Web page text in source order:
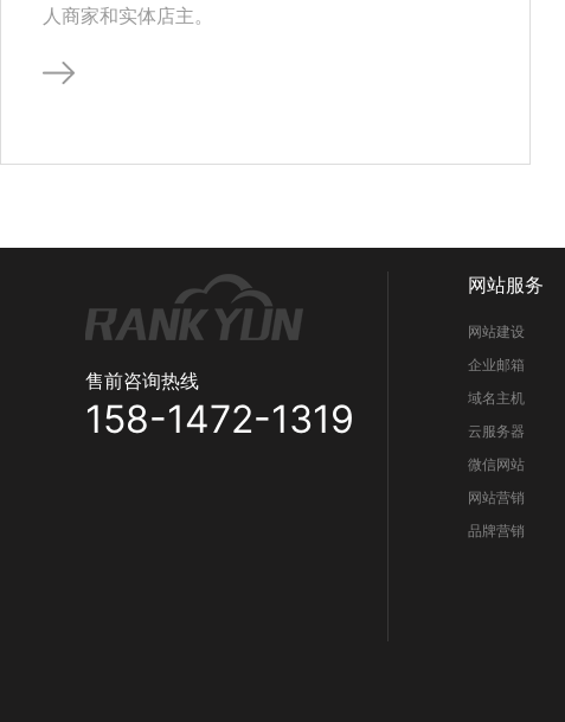
人商家和实体店主。
售前咨询热线
158-1472-1319
网站服务
网站建设
企业邮箱
域名主机
云服务器
微信网站
网站营销
品牌营销